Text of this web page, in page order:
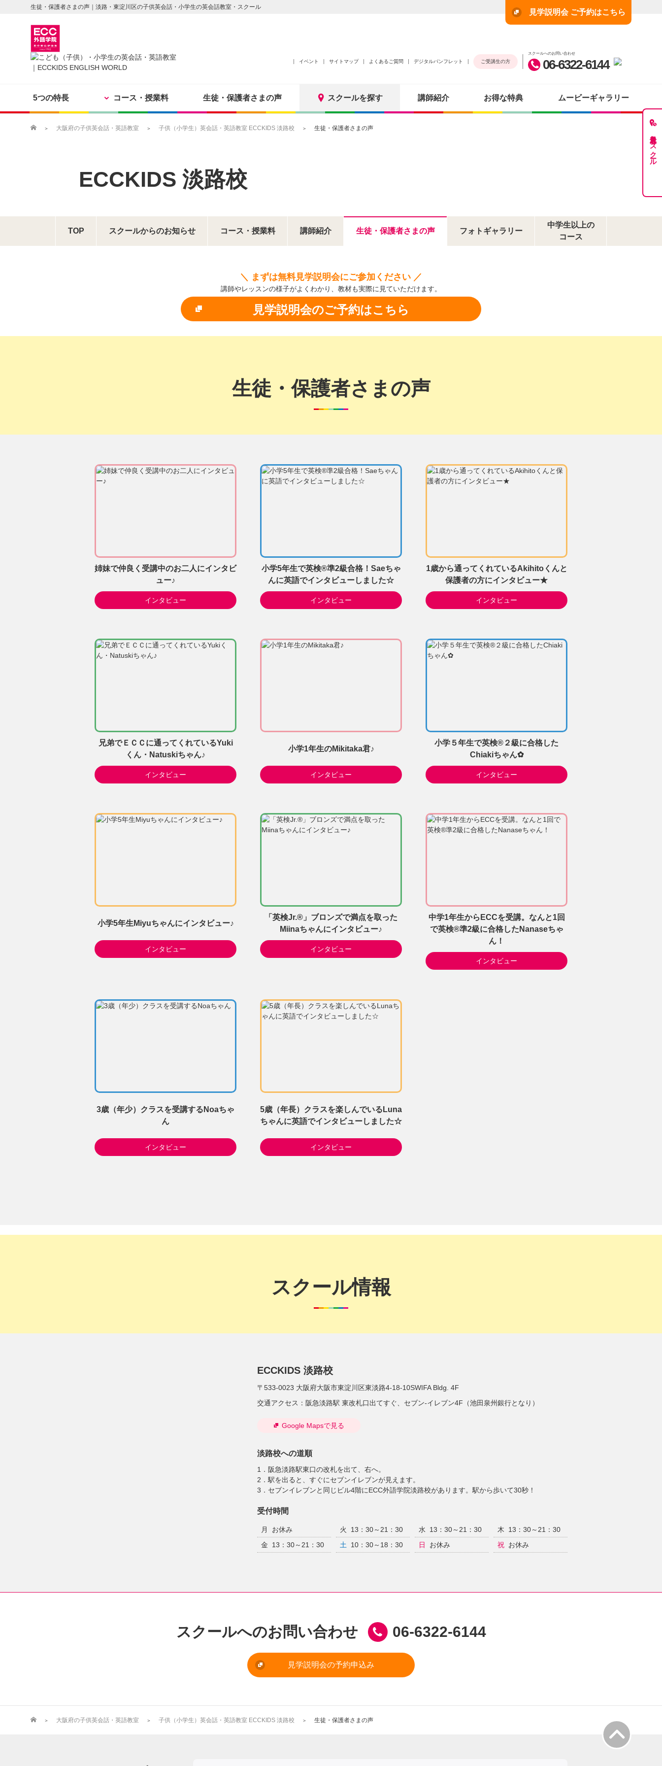
生徒・保護者さまの声｜淡路・東淀川区の子供英会話・小学生の英会話教室・スクール
見学説明会 ご予約はこちら
イベント サイトマップ よくあるご質問 デジタルパンフレット ご受講生の方
スクールへのお問い合わせ
06-6322-6144
5つの特長 コース・授業料 生徒・保護者さまの声 スクールを探す 講師紹介 お得な特典 ムービーギャラリー
最近見たスクール
大阪府の子供英会話・英語教室 子供（小学生）英会話・英語教室 ECCKIDS 淡路校 生徒・保護者さまの声
ECCKIDS 淡路校
TOP スクールからのお知らせ コース・授業料 講師紹介 生徒・保護者さまの声 フォトギャラリー
中学生以上の
コース
＼ まずは無料見学説明会にご参加ください ／
講師やレッスンの様子がよくわかり、 教材も実際に見ていただけます。
見学説明会のご予約はこちら
生徒・保護者さまの声
姉妹で仲良く受講中のお二人にインタビ
ュー♪
インタビュー
小学5年生で英検®準2級合格！Saeちゃ
んに英語でインタビューしました☆
インタビュー
1歳から通ってくれているAkihitoくんと
保護者の方にインタビュー★
インタビュー
兄弟でＥＣＣに通ってくれているYuki
くん・Natuskiちゃん♪
インタビュー
小学1年生のMikitaka君♪
インタビュー
小学５年生で英検®２級に合格した
Chiakiちゃん✿
インタビュー
小学5年生Miyuちゃんにインタビュー♪
インタビュー
「英検Jr.®」ブロンズで満点を取った
Miinaちゃんにインタビュー♪
インタビュー
中学1年生からECCを受講。なんと1回
で英検®準2級に合格したNanaseちゃ
ん！
インタビュー
3歳（年少）クラスを受講するNoaちゃ
ん
インタビュー
5歳（年長）クラスを楽しんでいるLuna
ちゃんに英語でインタビューしました☆
インタビュー
スクール情報
ECCKIDS 淡路校
〒533-0023 大阪府大阪市東淀川区東淡路4-18-10SWIFA Bldg. 4F
交通アクセス： 阪急淡路駅 東改札口出てすぐ、セブン-イレブン4F（池田泉州銀行となり）
Google Mapsで見る
淡路校への道順
1．阪急淡路駅東口の改札を出て、右へ。
2．駅を出ると、すぐにセブンイレブンが見えます。
3．セブンイレブンと同じビル4階にECC外語学院淡路校があります。駅から歩いて30秒！
受付時間
月 お休み 火 13：30～21：30 水 13：30～21：30 木
13：30～21：30
金
13：30～21：30 土 10：30～18：30 日 お休み 祝 お休み
スクールへのお問い合わせ 06-6322-6144
見学説明会の予約申込み
大阪府の子供英会話・英語教室 子供（小学生）英会話・英語教室 ECCKIDS 淡路校 生徒・保護者さまの声